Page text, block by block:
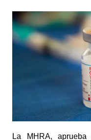
La MHRA,